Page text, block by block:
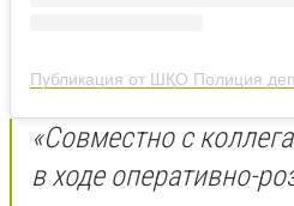
«Совместно с
в ходе оперативно-